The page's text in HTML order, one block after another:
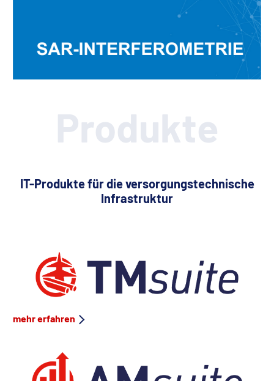
Produkte
IT-Produkte für die versorgungstechnische
Infrastruktur
mehr erfahren